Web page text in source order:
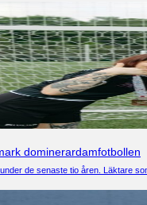
dominerardamfotbollen
de senaste tio åren. Läktare